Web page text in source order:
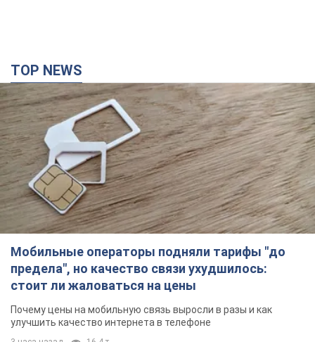
Мобильные операторы подняли тарифы "до
предела", но качество связи ухудшилось:
стоит ли жаловаться на цены
Почему цены на мобильную связь выросли в разы и как
улучшить качество интернета в телефоне
3 часа назад 16,4 т.
В оккупированной Ялте прогремели мощные
взрывы: поднимается черный дым. Фото и
видео
час назад 1,9 т.